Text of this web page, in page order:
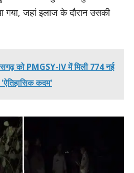
गया, जहां इलाज के दौरान उसकी
को PMGSY-IV में मिली 774 नई
कदम'